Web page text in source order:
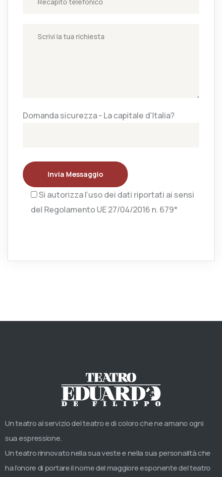
Domanda sicurezza - La capitale d'Italia?
Invia Messaggio
Si autorizza l’uso dei dati riportati ai sensi
del Regolamento UE 27/04/2016 n. 679*
Un teatro al servizio del teatro e di coloro che ne amano ogni
sua espressione.
Un teatro rinnovato nella sua veste e nella sua personalità che
ha l’onore di portare il nome del maggiore esponente del teatro